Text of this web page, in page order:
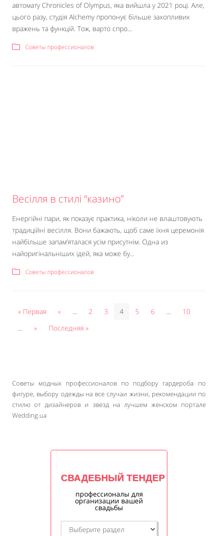
автомату Chronicles of Olympus, яка вийшла у 2021 році. Але,
цього разу, студія Alchemy пропонує більше захопливих
вражень та функцій. Тож, варто спро...
Советы профессионалов
Весілля в стилі “казино”
Енергійні пари, як показує практика, ніколи не влаштовують
традиційні весілля. Вони бажають, щоб саме їхня церемонія
найбільше запам’яталася усім присутнім. Одна из
найоригінальніших ідей, яка може бу...
Советы профессионалов
« Первая « ... 2 3 4 5 6 ...
10
...
» Последняя »
Советы модных профессионалов по подбору гардероба по
фигуре, выбору одежды на все случаи жизни, рекомендации по
стилю от дизайнеров и звезд на лучшем женском портале
Wedding.ua
СВАДЕБНЫЙ ТЕНДЕР
профессионалы для
организации вашей
свадьбы